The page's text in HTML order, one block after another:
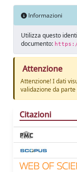
Informazioni
Utilizza questo
documento:
Attenzione
Attenzione! I dati
validazione da
Citazioni